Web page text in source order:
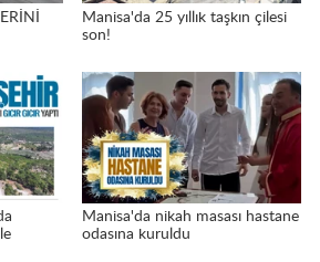
Manisa'da 25 yıllık taşkın çilesi
son!
Manisa'da nikah masası hastane
odasına kuruldu